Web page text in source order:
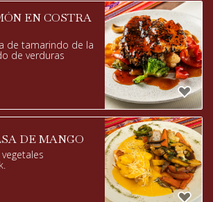
EN COSTRA
de tamarindo de la
de verduras
DE MANGO